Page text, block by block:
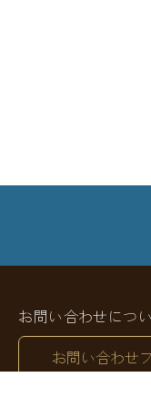
お問い合わせにつ
お問い合わせ